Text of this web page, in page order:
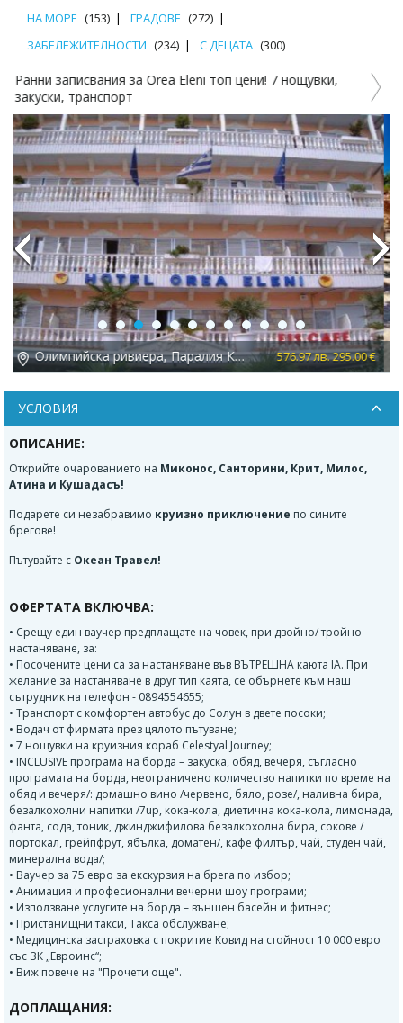
НА МОРЕ (153) ГРАДОВЕ (272)
ЗАБЕЛЕЖИТЕЛНОСТИ (234) С ДЕЦАТА (300)
Слънце, плаж, море... за 1 ден в Аспровалта или
Ставрос, на плажовете със син флаг
Северна Гърция, Аспровалта 62.59 лв. 32.00 €
Previous Next
УСЛОВИЯ
ОПИСАНИЕ:
Открийте очарованието на Миконос, Санторини, Крит, Милос,
Атина и Кушадасъ!
Подарете си незабравимо круизно приключение по сините
брегове!
Пътувайте с Океан Травел!
ОФЕРТАТА ВКЛЮЧВА:
• Срещу един ваучер предплащате на човек, при двойно/ тройно
настаняване, за:
• Посочените цени са за настаняване във ВЪТРЕШНА каюта IA. При
желание за настаняване в друг тип каята, се обърнете към наш
сътрудник на телефон - 0894554655;
• Транспорт с комфортен автобус до Солун в двете посоки;
• Водач от фирмата през цялото пътуване;
• 7 нощувки на круизния кораб Celestyal Journey;
• INCLUSIVE програма на борда – закуска, обяд, вечеря, съгласно
програмата на борда, неограничено количество напитки по време на
обяд и вечеря/: домашно вино /червено, бяло, розе/, наливна бира,
безалкохолни напитки /7up, кока-кола, диетична кока-кола, лимонада,
фанта, сода, тоник, джинджифилова безалкохолна бира, сокове /
портокал, грейпфрут, ябълка, доматен/, кафе филтър, чай, студен чай,
минерална вода/;
• Ваучер за 75 евро за екскурзия на брега по избор;
• Анимация и професионални вечерни шоу програми;
• Използване услугите на борда – външен басейн и фитнес;
• Пристанищни такси, Такса обслужване;
• Медицинска застраховка с покритие Ковид на стойност 10 000 евро
със ЗК „Евроинс“;
• Виж повече на "Прочети още".
ДОПЛАЩАНИЯ: